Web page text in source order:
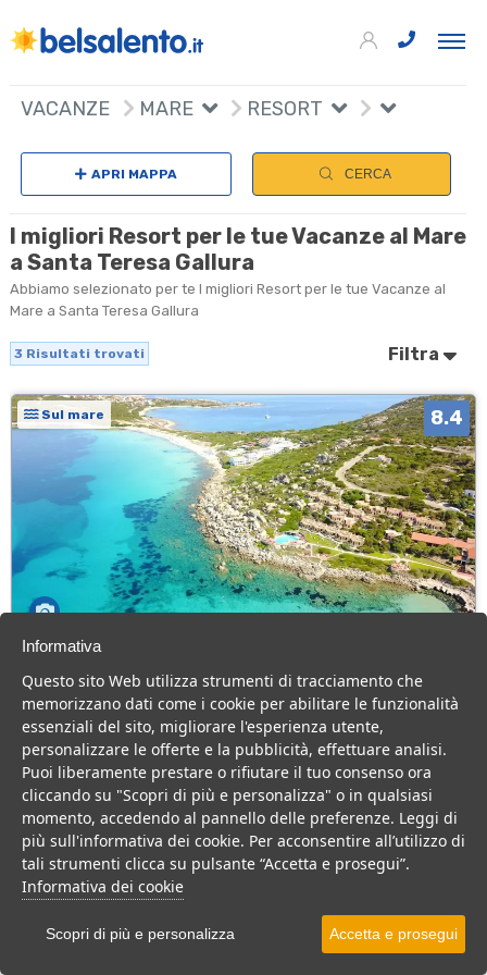
VACANZE MARE RESORT
APRI MAPPA CERCA
I migliori Resort per le tue Vacanze al Mare
a Santa Teresa Gallura
Abbiamo selezionato per te I migliori Resort per le tue Vacanze al
Mare a Santa Teresa Gallura
3 Risultati trovati Filtra
Sul mare 8.4
Sardegna > Gallura > Santa Teresa Gallura
75 Camere
Resort 4 stelle vista mare, ideale per il relax di coppie e comitive.
Villaggio Resort
VEDI SU MAPPA
INFO STRUTTURA
+
Informativa
Questo sito Web utilizza strumenti di tracciamento che
memorizzano dati come i cookie per abilitare le funzionalità
essenziali del sito, migliorare l'esperienza utente,
personalizzare le offerte e la pubblicità, effettuare analisi.
Puoi liberamente prestare o rifiutare il tuo consenso ora
cliccando su "Scopri di più e personalizza" o in qualsiasi
momento, accedendo al pannello delle preferenze. Leggi di
più sull'informativa dei cookie. Per acconsentire all’utilizzo di
tali strumenti clicca su pulsante “Accetta e prosegui”.
Informativa dei cookie
Scopri di più e personalizza Accetta e prosegui